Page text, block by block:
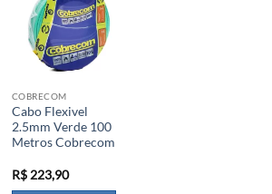
COBRECOM
Cabo Flexivel
2.5mm Verde 100
Metros Cobrecom
R$223,90